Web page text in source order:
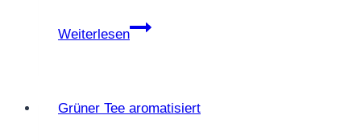
Weiterlesen
Grüntee
Grüner Tee aromatisiert